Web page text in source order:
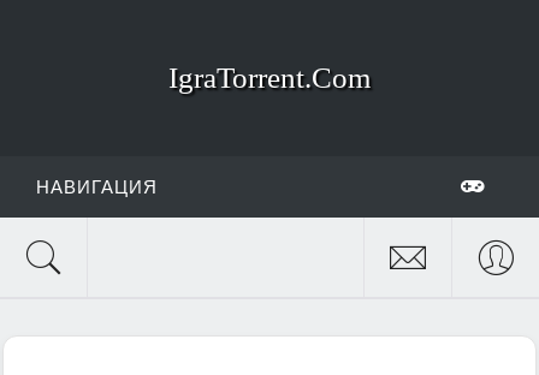
IgraTorrent.Com
НАВИГАЦИЯ